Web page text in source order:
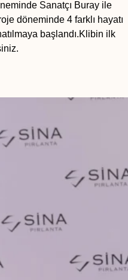
Sanatçı Buray ile
döneminde 4 farklı hayatı
başlandı.Klibin ilk